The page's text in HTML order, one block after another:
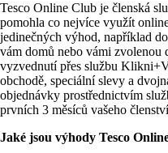
Tesco Online Club je členská
pomohla co nejvíce využít
jedinečných výhod, například
vám domů nebo vámi zvolenou
vyzvednutí přes službu
obchodě, speciální slevy a
objednávky prostřednictvím
prvních 3 měsíců vašeho
Jaké jsou výhody Tesco